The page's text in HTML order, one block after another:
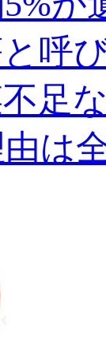
呼
足
は